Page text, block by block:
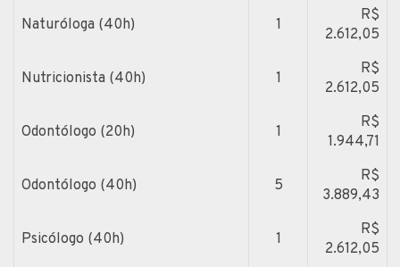
Naturóloga (40h) 1
R$
2.612,05
Nutricionista (40h) 1
R$
2.612,05
Odontólogo (20h) 1
R$
1.944,71
Odontólogo (40h) 5
R$
3.889,43
Psicólogo (40h) 1
R$
2.612,05